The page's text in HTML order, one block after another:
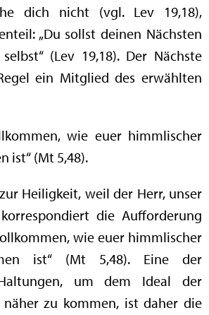
dich nicht (vgl. Lev 19,18),
„Du sollst deinen Nächsten
(Lev 19,18). Der Nächste
ein Mitglied des erwählten
wie euer himmlischer
ist“ (Mt 5,48).
Heiligkeit, weil der Herr, unser
die Aufforderung
wie euer himmlischer
ist“ (Mt 5,48). Eine der
um dem Ideal der
zu kommen, ist daher die